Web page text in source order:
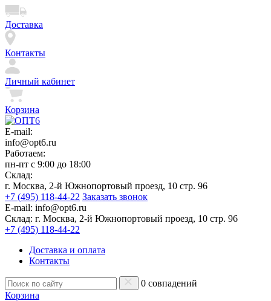
Доставка
Контакты
Личный кабинет
Корзина
E-mail:
info@opt6.ru
Работаем:
пн-пт с 9:00 до 18:00
Склад:
г. Москва, 2-й Южнопортовый проезд, 10 стр. 96
+7 (495) 118-44-22 Заказать звонок
E-mail: info@opt6.ru
Склад: г. Москва, 2-й Южнопортовый проезд, 10 стр. 96
+7 (495) 118-44-22
Доставка и оплата
Контакты
0 совпадений
Корзина